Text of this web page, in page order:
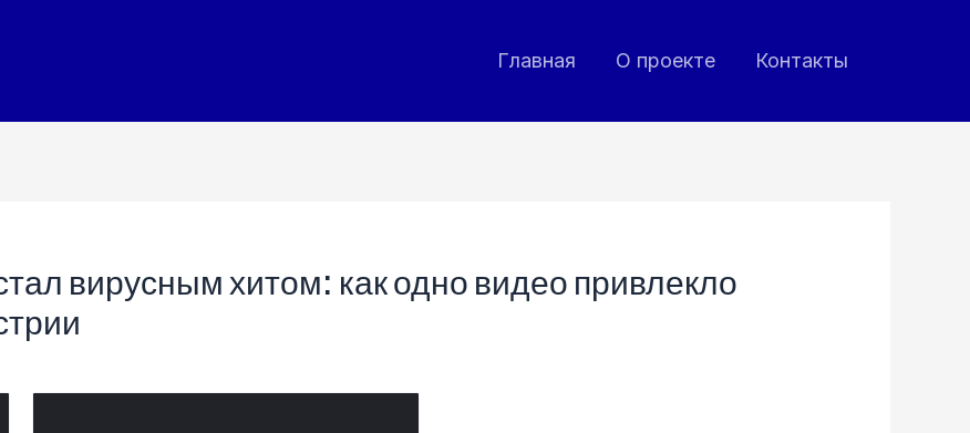
Главная О проекте Контакты
вирусным хитом: как одно видео привлекло